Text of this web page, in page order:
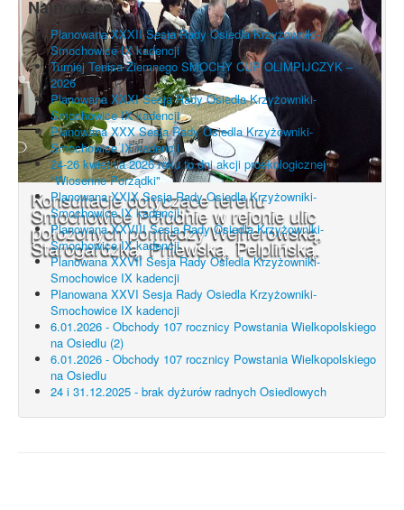
Konsultacje dotyczące terenu
Smochowice Południe w rejonie ulic
położonych pomiędzy Wejherowską,
Starogardzką, Pniewską, Pelplińską.
Najnowsze
Planowana XXXII Sesja Rady Osiedla Krzyżowniki-
Smochowice IX kadencji
Turniej Tenisa Ziemnego SMOCHY CUP OLIMPIJCZYK –
2026
Planowana XXXI Sesja Rady Osiedla Krzyżowniki-
Smochowice IX kadencji
Planowana XXX Sesja Rady Osiedla Krzyżowniki-
Smochowice IX kadencji
24-26 kwietnia 2026 roku to dni akcji proekologicznej
"Wiosenne Porządki"
Planowana XXIX Sesja Rady Osiedla Krzyżowniki-
Smochowice IX kadencji
Planowana XXVIII Sesja Rady Osiedla Krzyżowniki-
Smochowice IX kadencji
Planowana XXVII Sesja Rady Osiedla Krzyżowniki-
Smochowice IX kadencji
Planowana XXVI Sesja Rady Osiedla Krzyżowniki-
Smochowice IX kadencji
6.01.2026 - Obchody 107 rocznicy Powstania Wielkopolskiego
na Osiedlu (2)
6.01.2026 - Obchody 107 rocznicy Powstania Wielkopolskiego
na Osiedlu
24 i 31.12.2025 - brak dyżurów radnych Osiedlowych